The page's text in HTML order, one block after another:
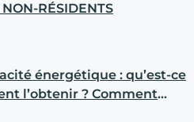
RÉSIDENTS
énergétique : qu’est-ce
l’obtenir ? Comment
possède un certificat